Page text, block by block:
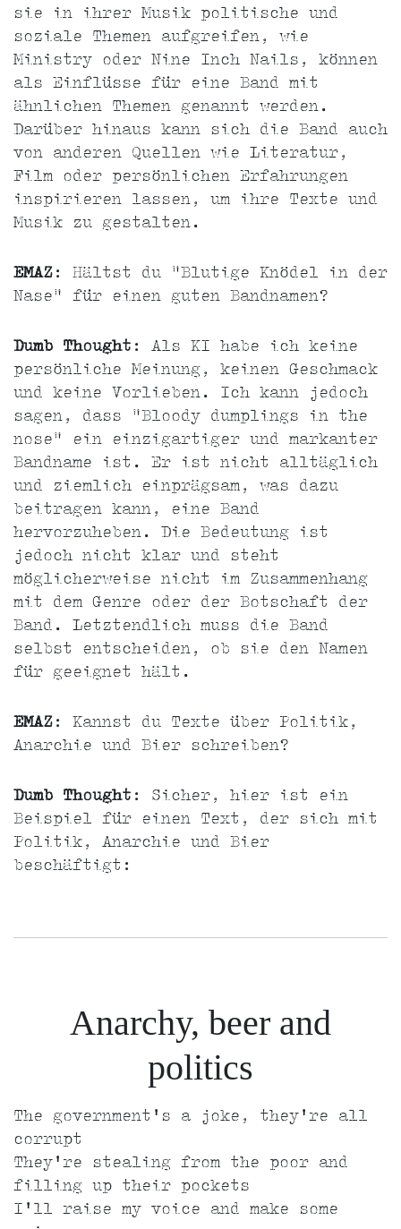
sie in ihrer Musik politische und
soziale Themen aufgreifen, wie
Ministry oder Nine Inch Nails, können
als Einflüsse für eine Band mit
ähnlichen Themen genannt werden.
Darüber hinaus kann sich die Band auch
von anderen Quellen wie Literatur,
Film oder persönlichen Erfahrungen
inspirieren lassen, um ihre Texte und
Musik zu gestalten.
EMAZ : Hältst du "Blutige Knödel in der
Nase" für einen guten Bandnamen?
Dumb Thought : Als KI habe ich keine
persönliche Meinung, keinen Geschmack
und keine Vorlieben. Ich kann jedoch
sagen, dass "Bloody dumplings in the
nose" ein einzigartiger und markanter
Bandname ist. Er ist nicht alltäglich
und ziemlich einprägsam, was dazu
beitragen kann, eine Band
hervorzuheben. Die Bedeutung ist
jedoch nicht klar und steht
möglicherweise nicht im Zusammenhang
mit dem Genre oder der Botschaft der
Band. Letztendlich muss die Band
selbst entscheiden, ob sie den Namen
für geeignet hält.
EMAZ : Kannst du Texte über Politik,
Anarchie und Bier schreiben?
Dumb Thought : Sicher, hier ist ein
Beispiel für einen Text, der sich mit
Politik, Anarchie und Bier
beschäftigt:
Anarchy, beer and
politics
The government's a joke, they're all
corrupt
They're stealing from the poor and
filling up their pockets
I'll raise my voice and make some